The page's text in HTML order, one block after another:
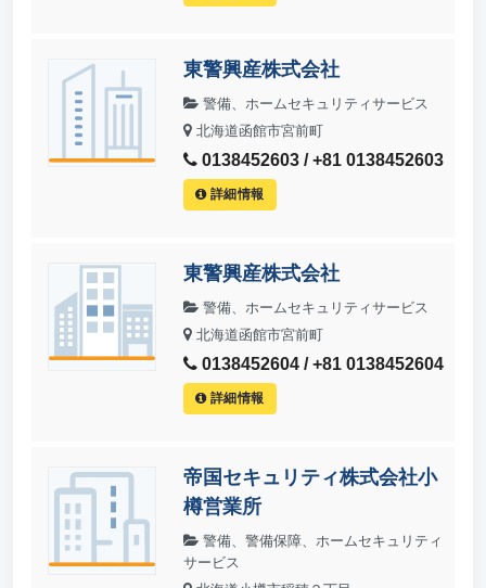
東警興産株式会社
警備、ホームセキュリティサービス
北海道函館市宮前町
0138452603 / +81 0138452603
詳細情報
東警興産株式会社
警備、ホームセキュリティサービス
北海道函館市宮前町
0138452604 / +81 0138452604
詳細情報
帝国セキュリティ株式会社小
樽営業所
警備、警備保障、ホームセキュリティ
サービス